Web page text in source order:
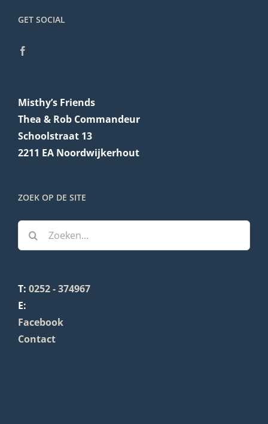
GET SOCIAL
Misthy’s Friends
Thea & Rob Commandeur
Schoolstraat 13
2211 EA Noordwijkerhout
ZOEK OP DE SITE
Zoeken
naar:
T: 0252 - 374967
E:
Facebook
Contact